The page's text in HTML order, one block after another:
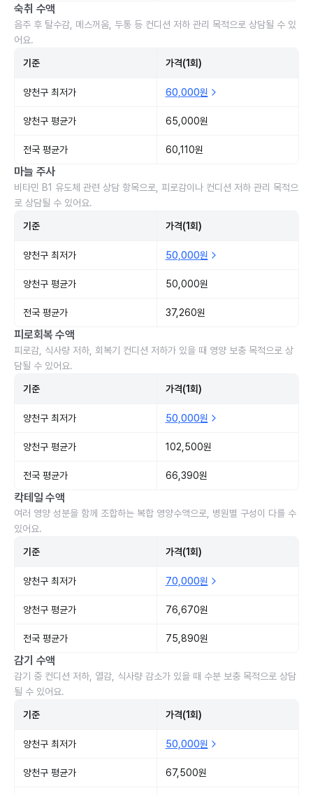
숙취 수액
음주 후 탈수감, 메스꺼움, 두통 등 컨디션 저하 관리 목적으로 상담될 수 있
어요.
기준 가격(1회)
양천구 최저가 60,000원
양천구 평균가 65,000원
전국 평균가 60,110원
마늘 주사
비타민 B1 유도체 관련 상담 항목으로, 피로감이나 컨디션 저하 관리 목적으
로 상담될 수 있어요.
기준 가격(1회)
양천구 최저가 50,000원
양천구 평균가 50,000원
전국 평균가 37,260원
피로회복 수액
피로감, 식사량 저하, 회복기 컨디션 저하가 있을 때 영양 보충 목적으로 상
담될 수 있어요.
기준 가격(1회)
양천구 최저가 50,000원
양천구 평균가 102,500원
전국 평균가 66,390원
칵테일 수액
여러 영양 성분을 함께 조합하는 복합 영양수액으로, 병원별 구성이 다를 수
있어요.
기준 가격(1회)
양천구 최저가 70,000원
양천구 평균가 76,670원
전국 평균가 75,890원
감기 수액
감기 중 컨디션 저하, 열감, 식사량 감소가 있을 때 수분 보충 목적으로 상담
될 수 있어요.
기준 가격(1회)
양천구 최저가 50,000원
양천구 평균가 67,500원